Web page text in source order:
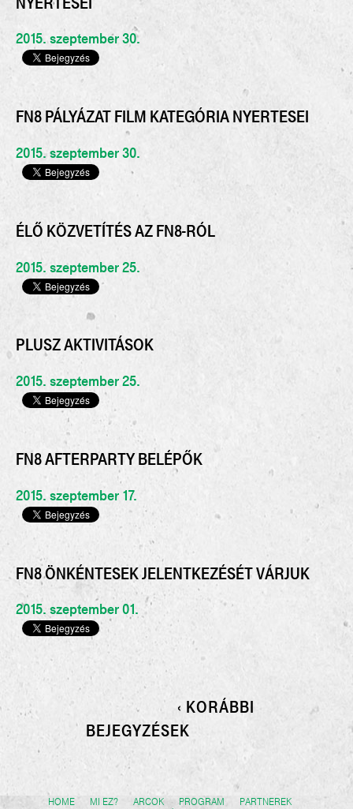
2015. szeptember 30.
FN8 PÁLYÁZAT FILM KATEGÓRIA NYERTESEI
2015. szeptember 30.
ÉLŐ KÖZVETÍTÉS AZ FN8-RÓL
2015. szeptember 25.
PLUSZ AKTIVITÁSOK
2015. szeptember 25.
FN8 AFTERPARTY BELÉPŐK
2015. szeptember 17.
FN8 ÖNKÉNTESEK JELENTKEZÉSÉT VÁRJUK
2015. szeptember 01.
‹ KORÁBBI
BEJEGYZÉSEK
HOME MI EZ? ARCOK PROGRAM
PARTNEREK